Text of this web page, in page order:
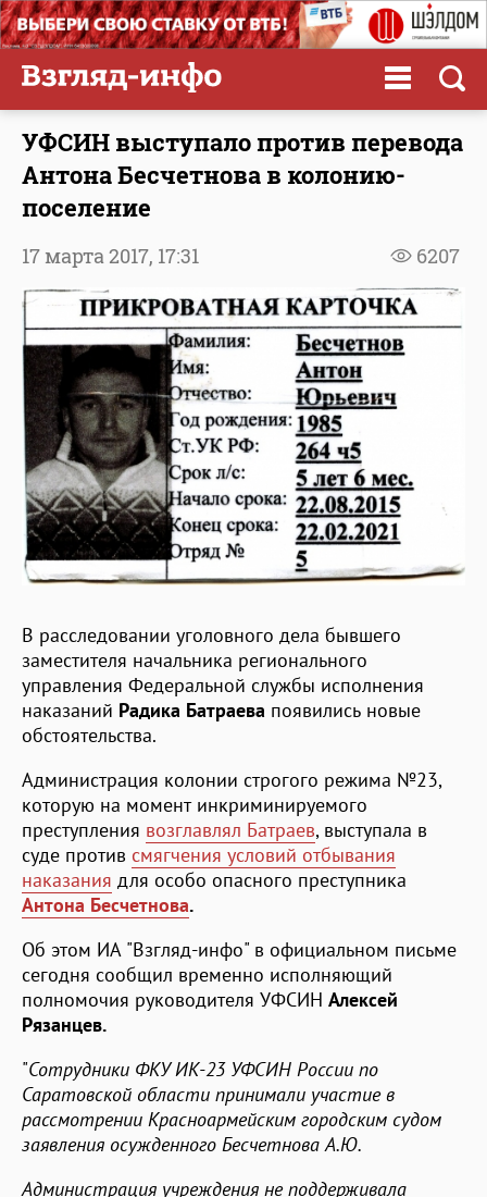
УФСИН выступало против перевода
Антона Бесчетнова в колонию-
поселение
6207
17 марта 2017, 17:31
В расследовании уголовного дела бывшего
заместителя начальника регионального
управления Федеральной службы исполнения
наказаний Радика Батраева появились новые
обстоятельства.
Администрация колонии строгого режима №23,
которую на момент инкриминируемого
преступления возглавлял Батраев, выступала в
суде против смягчения условий отбывания
наказания для особо опасного преступника
Антона Бесчетнова.
Об этом ИА "Взгляд-инфо" в официальном письме
сегодня сообщил временно исполняющий
полномочия руководителя УФСИН Алексей
Рязанцев.
"Сотрудники ФКУ ИК-23 УФСИН России по
Саратовской области принимали участие в
рассмотрении Красноармейским городским судом
заявления осужденного Бесчетнова А.Ю.
Администрация учреждения не поддерживала